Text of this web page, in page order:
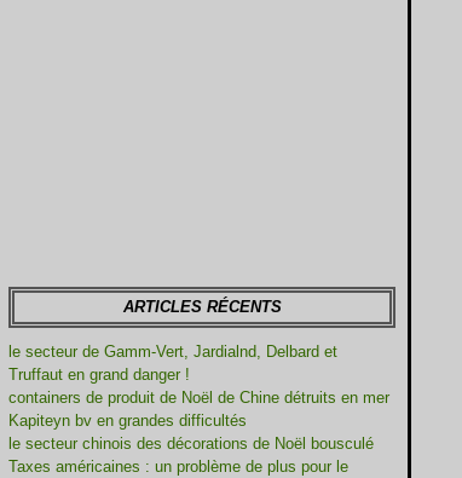
ARTICLES RÉCENTS
le secteur de Gamm-Vert, Jardialnd, Delbard et
Truffaut en grand danger !
containers de produit de Noël de Chine détruits en mer
Kapiteyn bv en grandes difficultés
le secteur chinois des décorations de Noël bousculé
Taxes américaines : un problème de plus pour le